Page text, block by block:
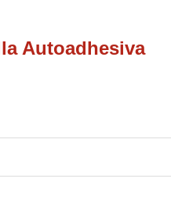
Autoadhesiva